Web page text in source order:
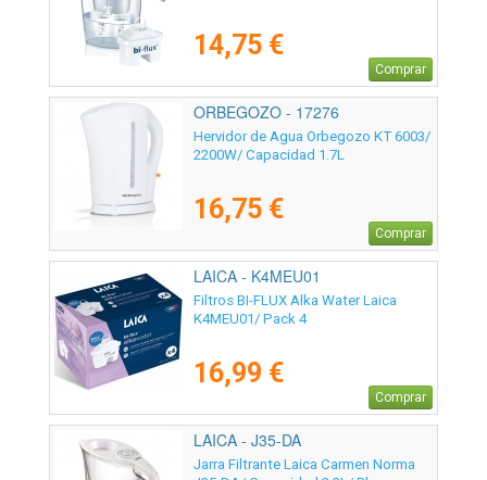
14,75 €
Comprar
ORBEGOZO - 17276
Hervidor de Agua Orbegozo KT 6003/
2200W/ Capacidad 1.7L
16,75 €
Comprar
LAICA - K4MEU01
Filtros BI-FLUX Alka Water Laica
K4MEU01/ Pack 4
16,99 €
Comprar
LAICA - J35-DA
Jarra Filtrante Laica Carmen Norma